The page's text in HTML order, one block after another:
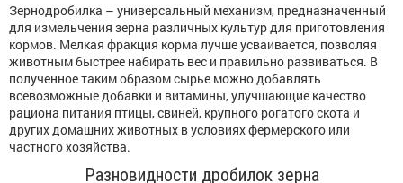
Зернодробилка – универсальный механизм, предназначенный
для измельчения зерна различных культур для приготовления
кормов. Мелкая фракция корма лучше усваивается, позволяя
животным быстрее набирать вес и правильно развиваться. В
полученное таким образом сырье можно добавлять
всевозможные добавки и витамины, улучшающие качество
рациона питания птицы, свиней, крупного рогатого скота и
других домашних животных в условиях фермерского или
частного хозяйства.
Разновидности дробилок зерна